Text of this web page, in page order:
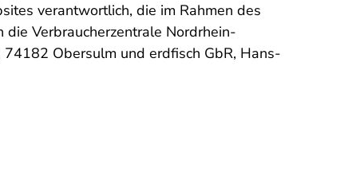
verantwortlich, die im Rahmen des
Verbraucherzentrale Nordrhein-
Obersulm und erdfisch GbR, Hans-